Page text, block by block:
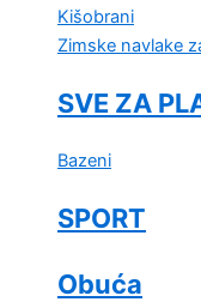
Kišobrani
Zimske navlake
SVE ZA
Bazeni
SPORT
Obuća